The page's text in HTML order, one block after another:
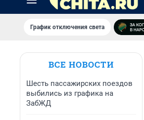
График отключения света
ВСЕ НОВОСТИ
Шесть пассажирских поездов
выбились из графика на
ЗабЖД